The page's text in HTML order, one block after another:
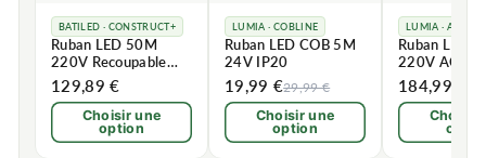
BATILED · CONSTRUCT+
Ruban LED 50M
220V Recoupable
2835 IP65
120LED/m
129,89 €
Choisir une
option
LUMIA · COBLINE
Ruban LED COB 5M
24V IP20
19,99 €29,99 €
Choisir une
option
LUMIA · ARCHI
Ruban LED
220V AC
IP65
184,99 €
Choisir